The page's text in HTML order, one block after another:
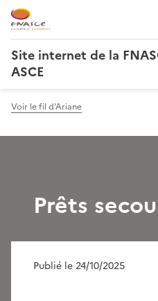
Site internet de la
ASCE
Voir le fil d'Ariane
Prêts
Publié le 24/10/2025